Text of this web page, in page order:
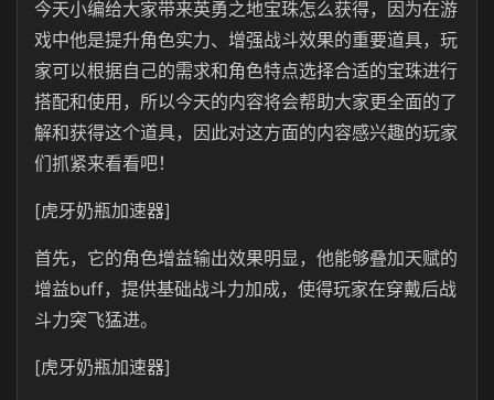
今天小编给大家带来英勇之地宝珠怎么获得，因为在游
戏中他是提升角色实力、增强战斗效果的重要道具，玩
家可以根据自己的需求和角色特点选择合适的宝珠进行
搭配和使用，所以今天的内容将会帮助大家更全面的了
解和获得这个道具，因此对这方面的内容感兴趣的玩家
们抓紧来看看吧！
[虎牙奶瓶加速器]
首先，它的角色增益输出效果明显，他能够叠加天赋的
增益buff，提供基础战斗力加成，使得玩家在穿戴后战
斗力突飞猛进。
[虎牙奶瓶加速器]